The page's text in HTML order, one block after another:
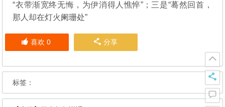
“衣带渐宽终无悔，为伊消得人憔悴”；三是“蓦然回首，
那人却在灯火阑珊处”
喜欢 0 分享
标签：